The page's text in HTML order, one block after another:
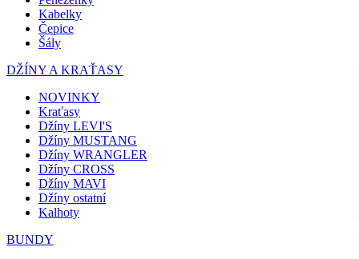
Kabelky
Čepice
Šály
DŽÍNY A KRAŤASY
NOVINKY
Kraťasy
Džíny LEVI'S
Džíny MUSTANG
Džíny WRANGLER
Džíny CROSS
Džíny MAVI
Džíny ostatní
Kalhoty
BUNDY